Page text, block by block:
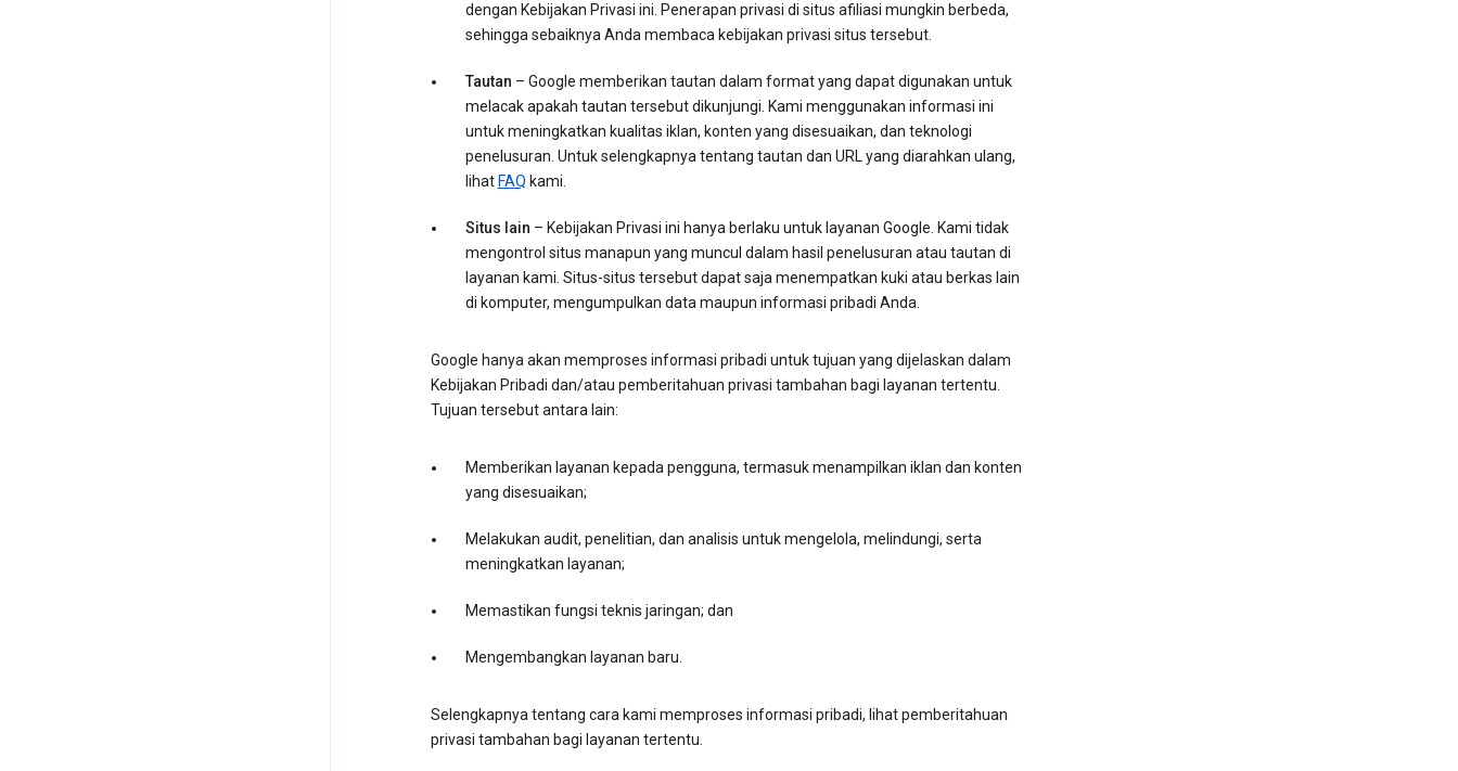
dengan Kebijakan Privasi ini. Penerapan privasi di situs afiliasi mungkin berbeda,
sehingga sebaiknya Anda membaca kebijakan privasi situs tersebut.
Tautan – Google memberikan tautan dalam format yang dapat digunakan untuk
melacak apakah tautan tersebut dikunjungi. Kami menggunakan informasi ini
untuk meningkatkan kualitas iklan, konten yang disesuaikan, dan teknologi
penelusuran. Untuk selengkapnya tentang tautan dan URL yang diarahkan ulang,
lihat FAQ kami.
Situs lain – Kebijakan Privasi ini hanya berlaku untuk layanan Google. Kami tidak
mengontrol situs manapun yang muncul dalam hasil penelusuran atau tautan di
layanan kami. Situs-situs tersebut dapat saja menempatkan kuki atau berkas lain
di komputer, mengumpulkan data maupun informasi pribadi Anda.
Google hanya akan memproses informasi pribadi untuk tujuan yang dijelaskan dalam
Kebijakan Pribadi dan/atau pemberitahuan privasi tambahan bagi layanan tertentu.
Tujuan tersebut antara lain:
Memberikan layanan kepada pengguna, termasuk menampilkan iklan dan konten
yang disesuaikan;
Melakukan audit, penelitian, dan analisis untuk mengelola, melindungi, serta
meningkatkan layanan;
Memastikan fungsi teknis jaringan; dan
Mengembangkan layanan baru.
Selengkapnya tentang cara kami memproses informasi pribadi, lihat pemberitahuan
privasi tambahan bagi layanan tertentu.